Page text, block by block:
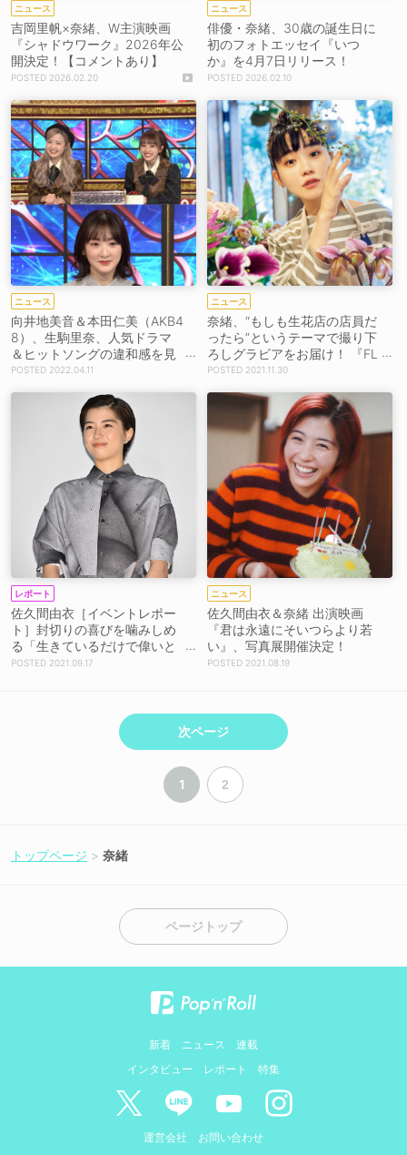
ニュース
吉岡里帆×奈緒、W主演映画
『シャドウワーク』2026年公
開決定！【コメントあり】
2026.02.20
ニュース
俳優・奈緒、30歳の誕生日に
初のフォトエッセイ『いつ
か』を4月7日リリース！
2026.02.10
ニュース
向井地美音＆本田仁美（AKB4
8）、生駒里奈、人気ドラマ
＆ヒットソングの違和感を見
つける！ 今夜放送『クイズ！
2022.04.11
ニュース
奈緒、“もしも生花店の店員だ
ったら”というテーマで撮り下
ろしグラビアをお届け！ 『FL
ASH』表紙＆巻頭登場
2021.11.30
レポート
佐久間由衣［イベントレポー
ト］封切りの喜びを噛みしめ
る「生きているだけで偉いと
思えるような映画ができまし
2021.09.17
ニュース
佐久間由衣＆奈緒 出演映画
『君は永遠にそいつらより若
い』、写真展開催決定！
2021.08.19
次ページ
1 2
トップページ 奈緒
ページトップ
新着 ニュース
連載
インタビュー
レポート 特集
運営会社 お問い合わせ